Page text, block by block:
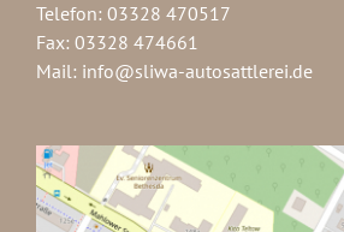
Telefon: 03328 470517
Fax: 03328 474661
Mail: info@sliwa-autosattlerei.de